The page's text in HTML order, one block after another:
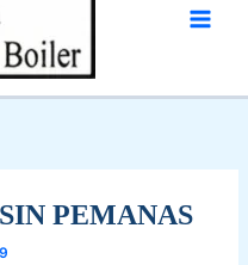
PEMANAS